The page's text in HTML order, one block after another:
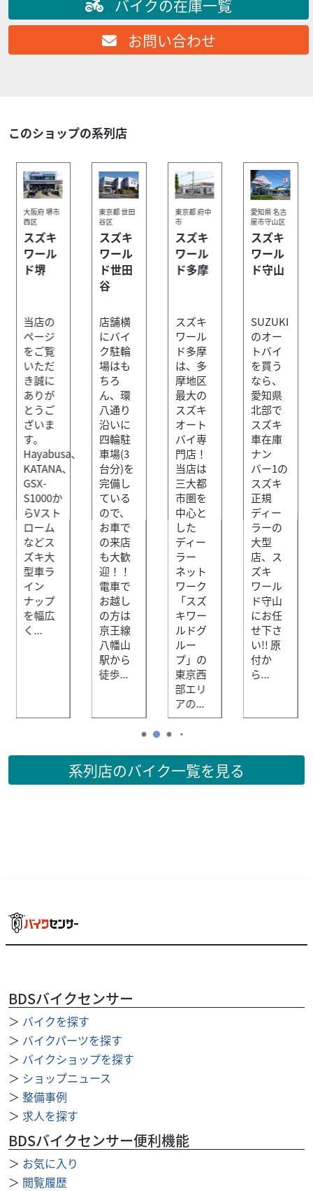
Vストローム250 2026年モデル LEDヘッドライト
ていただく為、一都六県にお住まいの方で当社グループ店
に整備ご入庫いただけるお客様への販売とさせていただ...
スズキ スズキワールド新宿
Vストローム250 ２０２６年モデル LEDヘッドライ
ト ブ...
本体価格:68 .53万円
『当店では末永くお客様にアフターサービスをご提供させ
ていただく為、一都六県にお住まいの方で当社グループ店
に整備ご入庫いただけるお客様への販売とさせていただ...
は取得中にエントリーし、スズキワールド...
2026/08/01 スズキワールド新宿
【新宿区】夏の決算セール！都心で話題の大型・最新車
みなさんこんにちは！スズキワールド新宿です。 都心部で
の通勤・街乗りから休日のロングツーリングまで、バイク
ライフを満喫したい皆様に朗報です！山手線・都心...
2026/07/31 スズキワールド新宿
2026モデル Ｖストローム250 入荷いたしました！
NEW 2026年モデル Ｖストローム250 発売中です！ LED
ヘッドライト搭載の新型Ｖストローム250が入荷いたしまし
現在、弊社ホームページにおいてシステム上の不具合が発
生しており、一時的にご利用いただけない状況となってお
ります。 現在、復旧作業を進めておりますので、復...
バイクの在庫一覧
お問い合わせ
このショップの系列店
大阪府 堺市
西区
スズキ
ワール
ド堺
当店の
ページ
をご覧
いただ
き誠に
ありが
とうご
ざいま
す。
Hayabusa、
KATANA、
GSX-
S1000か
らVスト
ローム
などス
ズキ大
型車ラ
イン
ナップ
を幅広
く...
東京都 世田
谷区
スズキ
ワール
ド世田
谷
店舗横
にバイ
ク駐輪
場はも
ちろ
ん、環
八通り
沿いに
四輪駐
車場(3
台分)を
完備し
ている
ので、
お車で
の来店
も大歓
迎！！
電車で
お越し
の方は
京王線
八幡山
駅から
徒歩...
東京都 府中
市
スズキ
ワール
ド多摩
スズキ
ワール
ド多摩
は、多
摩地区
最大の
スズキ
オート
バイ専
門店！
当店は
三大都
市圏を
中心と
した
ディー
ラー
ネット
ワーク
「スズ
キワー
ルドグ
ルー
プ」の
東京西
部エリ
アの...
愛知県 名古
屋市守山区
スズキ
ワール
ド守山
SUZUKI
のオー
トバイ
を買う
なら、
愛知県
北部で
スズキ
車在庫
ナン
バー1の
スズキ
正規
ディー
ラーの
大型
店、ス
ズキ
ワール
ド守山
にお任
せ下さ
い!! 原
付か
ら...
系列店のバイク一覧を見る
BDSバイクセンサー
＞ バイクを探す
＞ バイクパーツを探す
＞ バイクショップを探す
＞ ショップニュース
＞ 整備事例
＞ 求人を探す
BDSバイクセンサー便利機能
＞ お気に入り
＞ 閲覧履歴